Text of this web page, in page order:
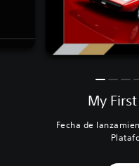
My
Fecha de